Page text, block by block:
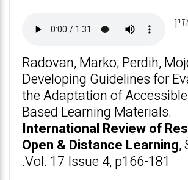
p
o
k
Radovan, Marko; Perdih,
Developing Guidelines for
the Adaptation of
Based Learning Materials.
International Review of
Open & Distance Learning,
Vol. 17 Issue 4, p166-181.